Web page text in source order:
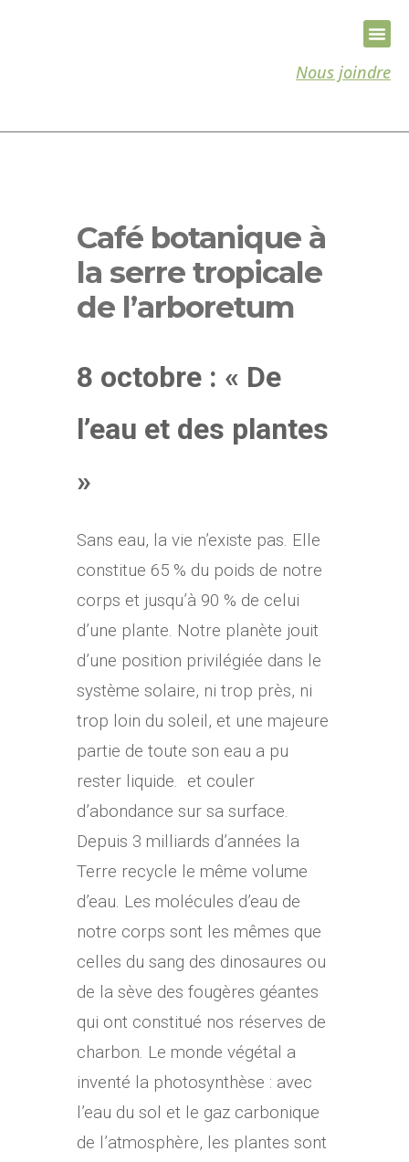
Nous joindre
Café botanique à
la serre tropicale
de l’arboretum
8 octobre : « De
l’eau et des plantes
»
Sans eau, la vie n’existe pas. Elle
constitue 65 % du poids de notre
corps et jusqu’à 90 % de celui
d’une plante. Notre planète jouit
d’une position privilégiée dans le
système solaire, ni trop près, ni
trop loin du soleil, et une majeure
partie de toute son eau a pu
rester liquide. et couler
d’abondance sur sa surface.
Depuis 3 milliards d’années la
Terre recycle le même volume
d’eau. Les molécules d’eau de
notre corps sont les mêmes que
celles du sang des dinosaures ou
de la sève des fougères géantes
qui ont constitué nos réserves de
charbon. Le monde végétal a
inventé la photosynthèse : avec
l’eau du sol et le gaz carbonique
de l’atmosphère, les plantes sont